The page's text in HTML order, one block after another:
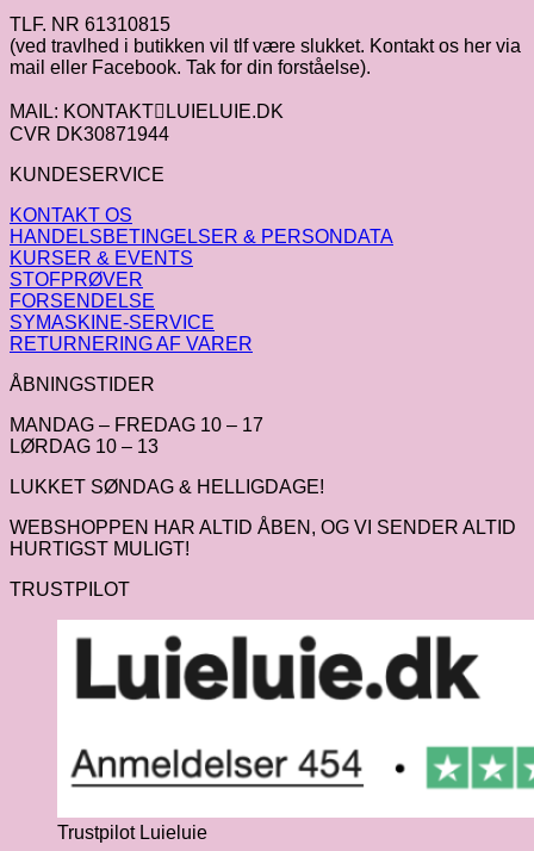
TLF. NR 61310815
(ved travlhed i butikken vil tlf være slukket. Kontakt os her via
mail eller Facebook. Tak for din forståelse).
MAIL: KONTAKTLUIELUIE.DK
CVR DK30871944
KUNDESERVICE
KONTAKT OS
HANDELSBETINGELSER & PERSONDATA
KURSER & EVENTS
STOFPRØVER
FORSENDELSE
SYMASKINE-SERVICE
RETURNERING AF VARER
ÅBNINGSTIDER
MANDAG – FREDAG 10 – 17
LØRDAG 10 – 13
LUKKET SØNDAG & HELLIGDAGE!
WEBSHOPPEN HAR ALTID ÅBEN, OG VI SENDER ALTID
HURTIGST MULIGT!
TRUSTPILOT
Trustpilot Luieluie